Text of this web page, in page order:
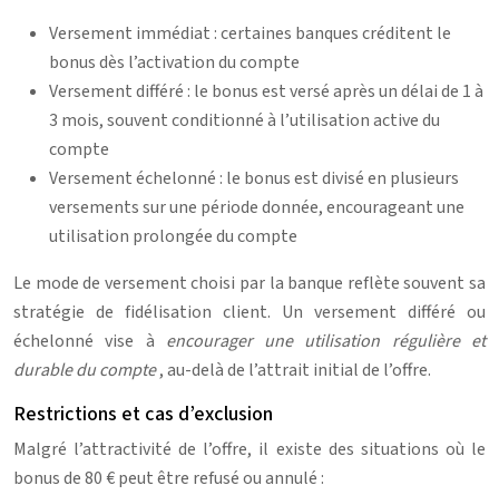
Versement immédiat : certaines banques créditent le
bonus dès l’activation du compte
Versement différé : le bonus est versé après un délai de 1 à
3 mois, souvent conditionné à l’utilisation active du
compte
Versement échelonné : le bonus est divisé en plusieurs
versements sur une période donnée, encourageant une
utilisation prolongée du compte
Le mode de versement choisi par la banque reflète souvent sa
stratégie de fidélisation client. Un versement différé ou
échelonné vise à encourager une utilisation régulière et
durable du compte, au-delà de l’attrait initial de l’offre.
Restrictions et cas d’exclusion
Malgré l’attractivité de l’offre, il existe des situations où le
bonus de 80 € peut être refusé ou annulé :